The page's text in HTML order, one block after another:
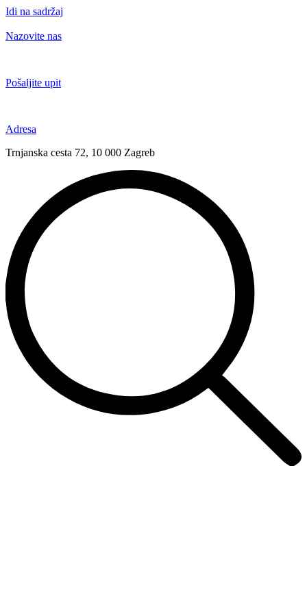
Idi na sadržaj
Nazovite nas
Pošaljite upit
Adresa
Trnjanska cesta 72, 10 000 Zagreb